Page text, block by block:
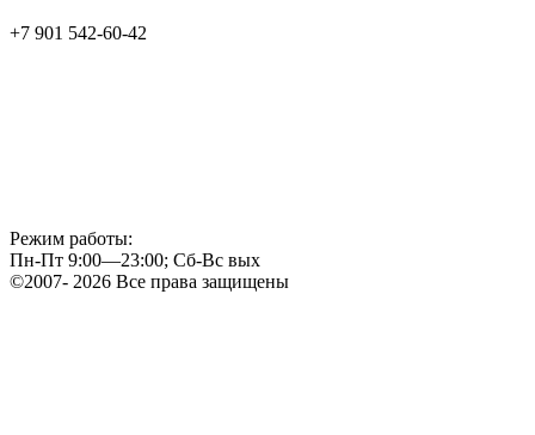
+7 901 542-60-42
Режим работы:
Пн-Пт 9:00—23:00; Сб-Вс вых
©2007- 2026 Все права защищены